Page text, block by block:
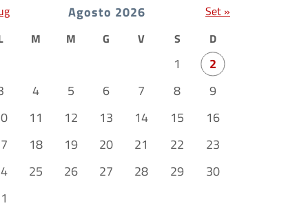
Agosto 2026
M M G V S D
1
2
4 5 6 7 8
9
11 12 13 14 15
16
18 19 20 21 22
23
25 26 27 28 29
30
Set »